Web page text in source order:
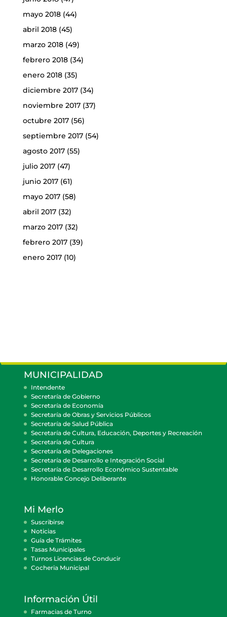
mayo 2018(44)
abril 2018(45)
marzo 2018(49)
febrero 2018(34)
enero 2018(35)
diciembre 2017(34)
noviembre 2017(37)
octubre 2017(56)
septiembre 2017(54)
agosto 2017(55)
julio 2017(47)
junio 2017(61)
mayo 2017(58)
abril 2017(32)
marzo 2017(32)
febrero 2017(39)
enero 2017(10)
MUNICIPALIDAD
Intendente
Secretaría de Gobierno
Secretaría de Economía
Secretaría de Obras y Servicios Públicos
Secretaría de Salud Pública
Secretaría de Cultura, Educación, Deportes y Recreación
Secretaría de Cultura
Secretaría de Delegaciones
Secretaría de Desarrollo e Integración Social
Secretaría de Desarrollo Económico Sustentable
Honorable Concejo Deliberante
Mi Merlo
Suscribirse
Noticias
Guía de Trámites
Tasas Municipales
Turnos Licencias de Conducir
Cocheria Municipal
Información Útil
Farmacias de Turno